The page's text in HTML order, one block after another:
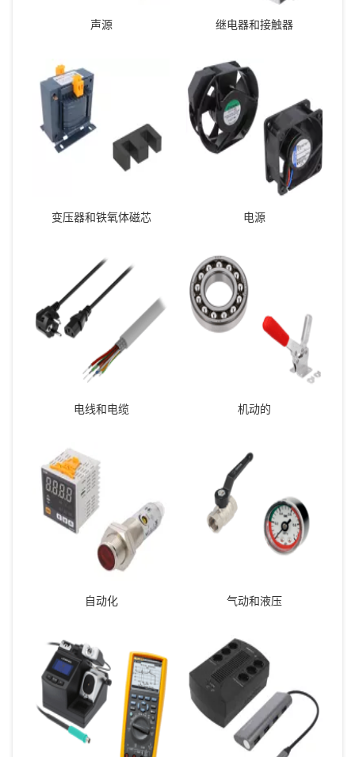
声源 继电器和接触器
变压器和铁氧体磁芯 电源
电线和电缆 机动的
自动化 气动和液压